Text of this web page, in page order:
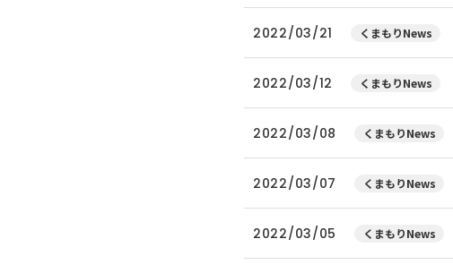
2022/03/21 くまもりNews
2022/03/12 くまもりNews
2022/03/08 くまもりNews
2022/03/07 くまもりNews
2022/03/05 くまもりNews